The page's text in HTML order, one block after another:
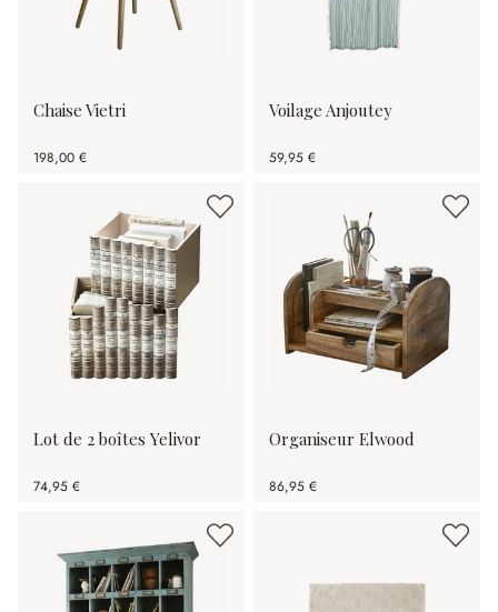
Chaise Vietri
198,00 €
Voilage Anjoutey
59,95 €
Lot de 2 boîtes Yelivor
74,95 €
Organiseur Elwood
86,95 €